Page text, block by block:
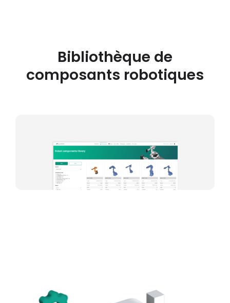
Bibliothèque de
composants robotiques